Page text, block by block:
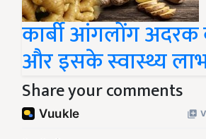
कार्बी आंगलोंग
और इसके स्वास्थ्य
Share your comments